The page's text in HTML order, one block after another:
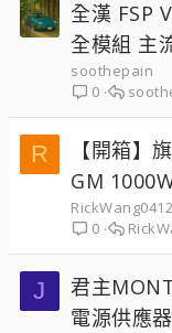
全漢 FSP
全模組 主
soothepain
0
R
【開箱】
GM
RickWang0412
0
J
君主
電源供應